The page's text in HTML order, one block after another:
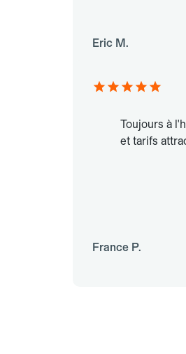
Eric M.
Toujours à
et tarifs
France P.